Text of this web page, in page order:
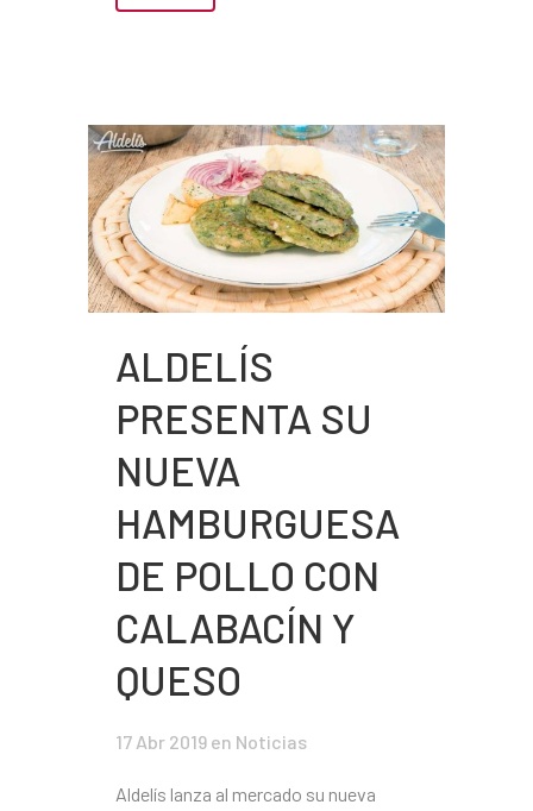
ALDELÍS
PRESENTA SU
NUEVA
HAMBURGUESA
DE POLLO CON
CALABACÍN Y
QUESO
17 Abr 2019 en Noticias
Aldelís lanza al mercado su nueva